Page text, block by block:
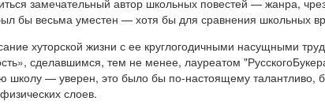
бы весьма уместен — хотя бы для сравнения школьных
хуторской жизни с ее круглогодичными насущными
сделавшимся, тем не менее, лауреатом
школу — уверен, это было бы по-настоящему талантливо,
слоев.